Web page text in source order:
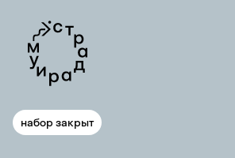
набор закрыт